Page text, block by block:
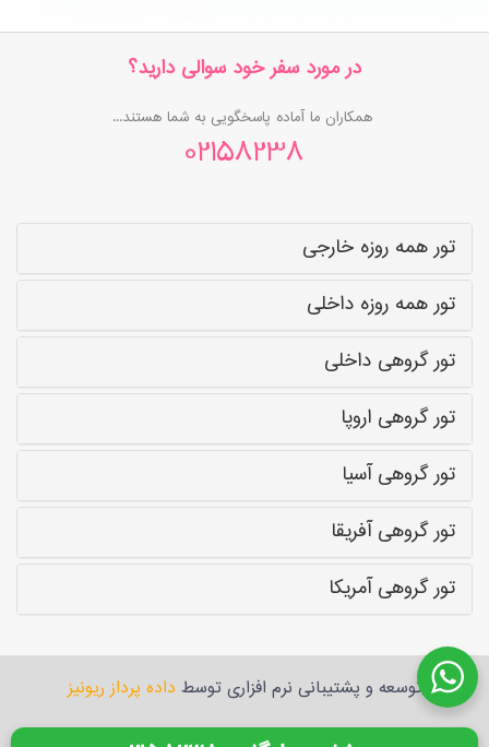
در مورد سفر خود سوالی دارید؟
همکاران ما آماده پاسخگویی به شما هستند...
02158238
تور همه روزه خارجی
تور همه روزه داخلی
تور گروهی داخلی
تور گروهی اروپا
تور گروهی آسیا
تور گروهی آفریقا
تور گروهی آمریکا
توسعه و پشتیبانی نرم افزاری توسط داده پرداز ریونیز